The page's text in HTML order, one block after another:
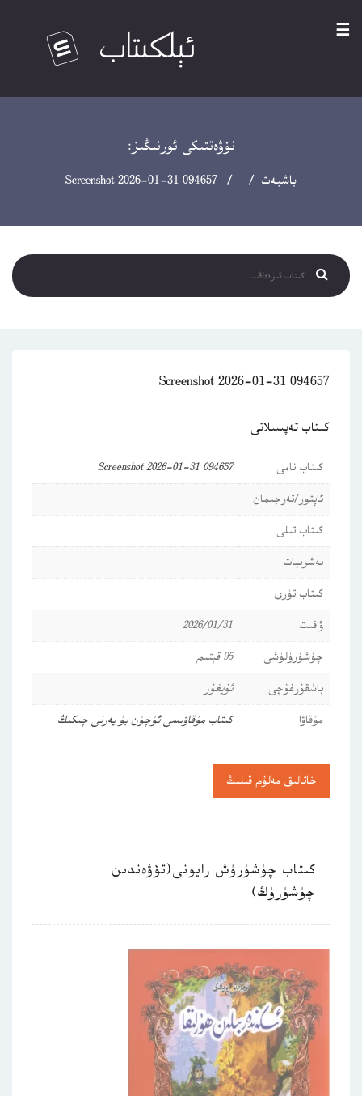
☰
نۆۋەتتىكى ئورنىڭىز:
باشبەت / / Screenshot 2026-01-31 094657
Screenshot 2026-01-31 094657
كىتاب تەپسىلاتى
كىتاب نامى
Screenshot 2026-01-31 094657
ئاپتور/تەرجىمان
كىتاب تىلى
نەشرىيات
كىتاب تۈرى
ۋاقىت
2026/01/31
چۈشۈرۈلۈشى
95 قېتىم
باشقۇرغۇچى
ئۇيغۇر
مۇقاۋا
كىتاب مۇقاۋىسى ئۈچۈن بۇ يەرنى چىكىڭ
خاتالىق مەلۇم قىلىڭ
كىتاب چۈشۈرۈش رايونى(تۆۋەندىن
چۈشۈرۈڭ)